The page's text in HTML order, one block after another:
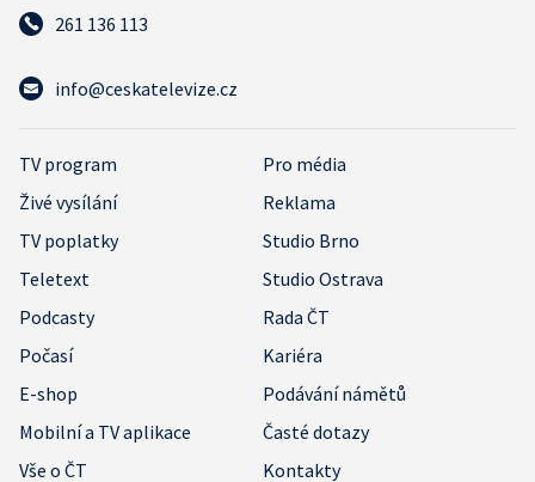
261 136 113
info@ceskatelevize.cz
TV program
Pro média
Živé vysílání
Reklama
TV poplatky
Studio Brno
Teletext
Studio Ostrava
Podcasty
Rada ČT
Počasí
Kariéra
E-shop
Podávání námětů
Mobilní a TV aplikace
Časté dotazy
Vše o ČT
Kontakty